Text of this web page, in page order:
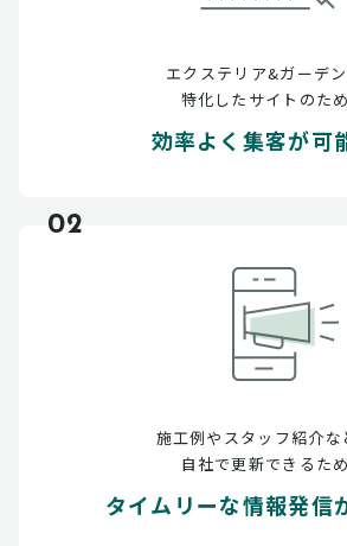
エクステリア&ガーデ
特化したサイトのため
効率よく集客が可
02
施工例やスタッフ紹介な
自社で更新できるため
タイムリーな情報発信